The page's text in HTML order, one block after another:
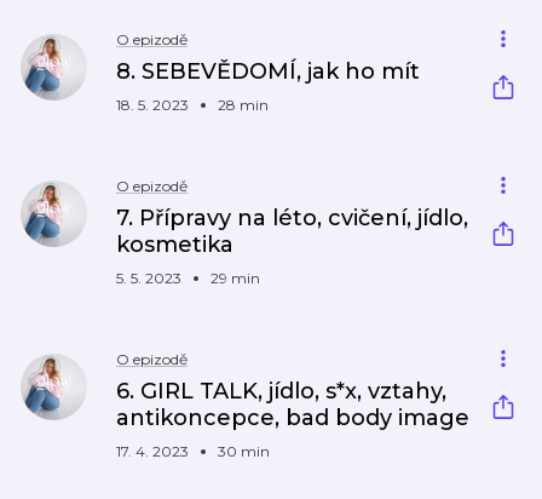
O epizodě
8. SEBEVĚDOMÍ, jak ho mít
18. 5. 2023 28 min
O epizodě
7. Přípravy na léto, cvičení, jídlo,
kosmetika
5. 5. 2023 29 min
O epizodě
6. GIRL TALK, jídlo, s*x, vztahy,
antikoncepce, bad body image
17. 4. 2023 30 min